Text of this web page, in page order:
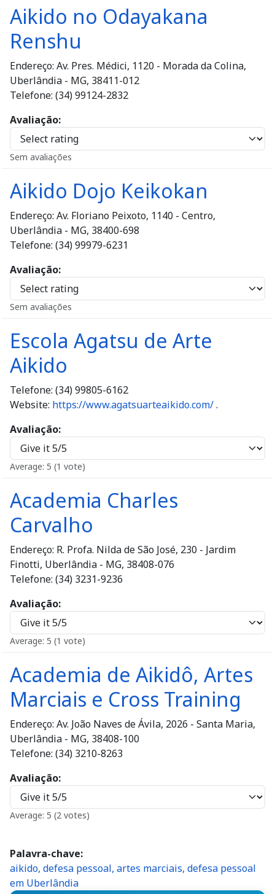
Aikido no Odayakana
Renshu
Endereço: Av. Pres. Médici, 1120 - Morada da Colina,
Uberlândia - MG, 38411-012
Telefone: (34) 99124-2832
Avaliação
Sem avaliações
Aikido Dojo Keikokan
Endereço: Av. Floriano Peixoto, 1140 - Centro,
Uberlândia - MG, 38400-698
Telefone: (34) 99979-6231
Avaliação
Sem avaliações
Escola Agatsu de Arte
Aikido
Telefone: (34) 99805-6162
Website: https://www.agatsuarteaikido.com/.
Avaliação
Average: 5 (1 vote)
Academia Charles
Carvalho
Endereço: R. Profa. Nilda de São José, 230 - Jardim
Finotti, Uberlândia - MG, 38408-076
Telefone: (34) 3231-9236
Avaliação
Average: 5 (1 vote)
Academia de Aikidô, Artes
Marciais e Cross Training
Endereço: Av. João Naves de Ávila, 2026 - Santa Maria,
Uberlândia - MG, 38408-100
Telefone: (34) 3210-8263
Avaliação
Average: 5 (2 votes)
Palavra-chave
aikido, defesa pessoal, artes marciais, defesa pessoal
em Uberlândia